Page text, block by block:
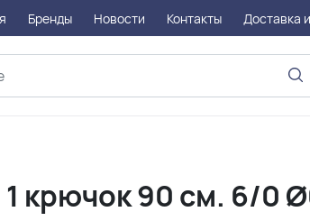
Бренды Новости Контакты Доставка
крючок 90 см. 6/0